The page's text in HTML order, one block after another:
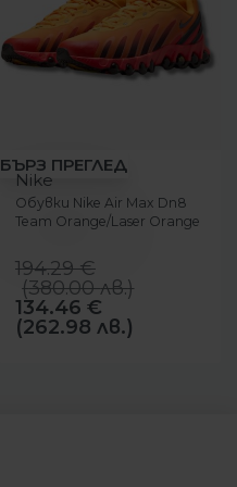
-31%
БЪРЗ ПРЕГЛЕД
Nike
Обувки Nike Air Max Dn8
Team Orange/Laser Orange
194.29€
(380.00лв.)
134.46 €
(262.98 лв.)